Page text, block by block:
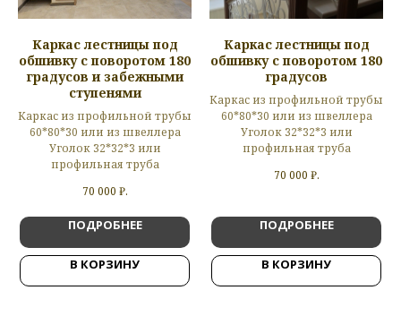
Каркас лестницы под
обшивку с поворотом 180
градусов и забежными
ступенями
Каркас из профильной трубы
60*80*30 или из швеллера
Уголок 32*32*3 или
профильная труба
70 000 ₽.
ПОДРОБНЕЕ
В КОРЗИНУ
Каркас лестницы под
обшивку с поворотом 180
градусов
Каркас из профильной трубы
60*80*30 или из швеллера
Уголок 32*32*3 или
профильная труба
70 000 ₽.
ПОДРОБНЕЕ
В КОРЗИНУ